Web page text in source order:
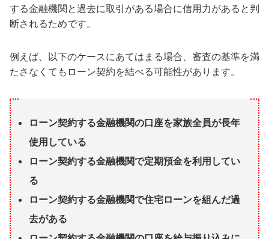
する金融機関と過去に取引がある場合に信用力があると判
断されるためです。
例えば、以下のケースにあてはまる場合、審査の基準を満
たさなくてもローン契約を結べる可能性があります。
ローン契約する金融機関の口座を家族全員が長年
使用している
ローン契約する金融機関で定期預金を利用してい
る
ローン契約する金融機関で住宅ローンを組んだ過
去がある